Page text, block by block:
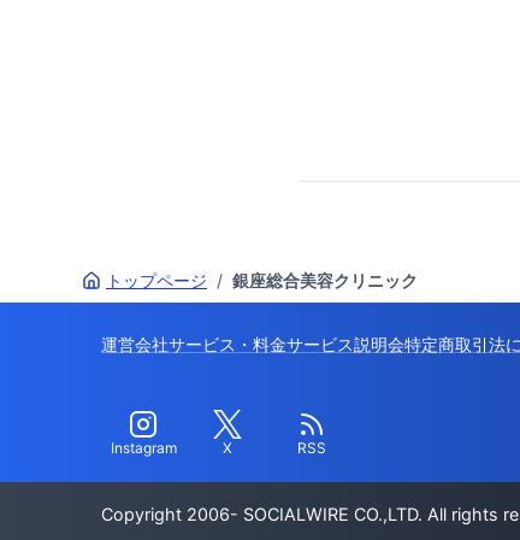
トップページ / 銀座総合美容クリニック
運営会社サービス・料金サービス説明会特定商取引法
Instagram X RSS
Copyright 2006- SOCIALWIRE CO.,LTD. All rights